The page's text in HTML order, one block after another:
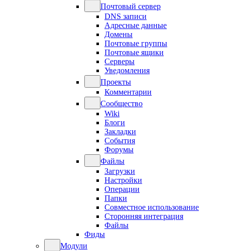
Почтовый сервер
DNS записи
Адресные данные
Домены
Почтовые группы
Почтовые ящики
Серверы
Уведомления
Проекты
Комментарии
Сообщество
Wiki
Блоги
Закладки
События
Форумы
Файлы
Загрузки
Настройки
Операции
Папки
Совместное использование
Сторонняя интеграция
Файлы
Фиды
Модули